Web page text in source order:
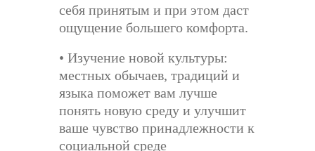
себя принятым и при этом даст
ощущение большего комфорта.
• Изучение новой культуры:
местных обычаев, традиций и
языка поможет вам лучше
понять новую среду и улучшит
ваше чувство принадлежности к
социальной среде